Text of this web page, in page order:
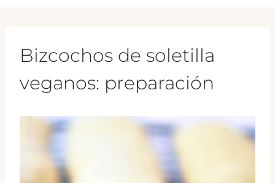
Bizcochos de soletilla
veganos: preparación